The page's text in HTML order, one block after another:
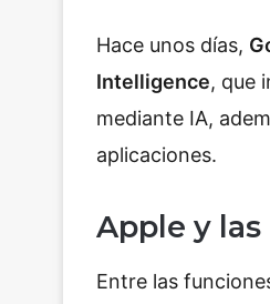
Hace unos días,
Intelligence, que
mediante IA,
aplicaciones.
Apple y las
Entre las